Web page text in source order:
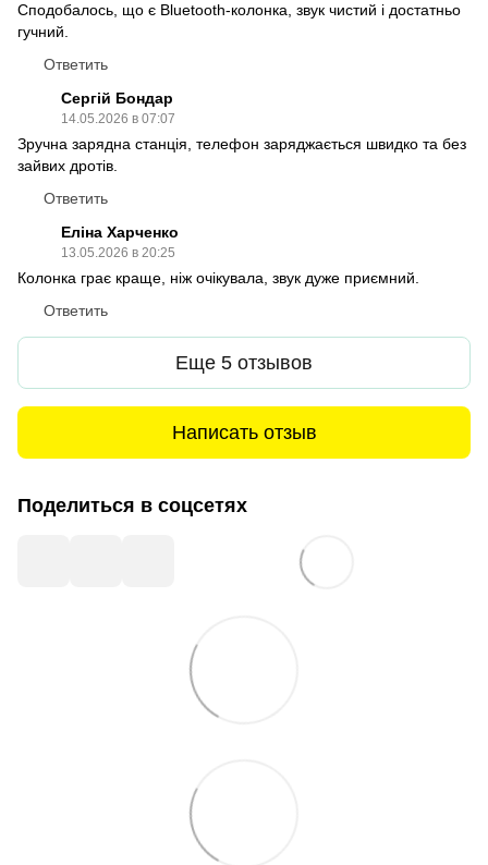
Сподобалось, що є Bluetooth-колонка, звук чистий і достатньо
гучний.
Ответить
Сергій Бондар
14.05.2026 в 07:07
Зручна зарядна станція, телефон заряджається швидко та без
зайвих дротів.
Ответить
Еліна Харченко
13.05.2026 в 20:25
Колонка грає краще, ніж очікувала, звук дуже приємний.
Ответить
Еще 5 отзывов
Написать отзыв
Поделиться в соцсетях